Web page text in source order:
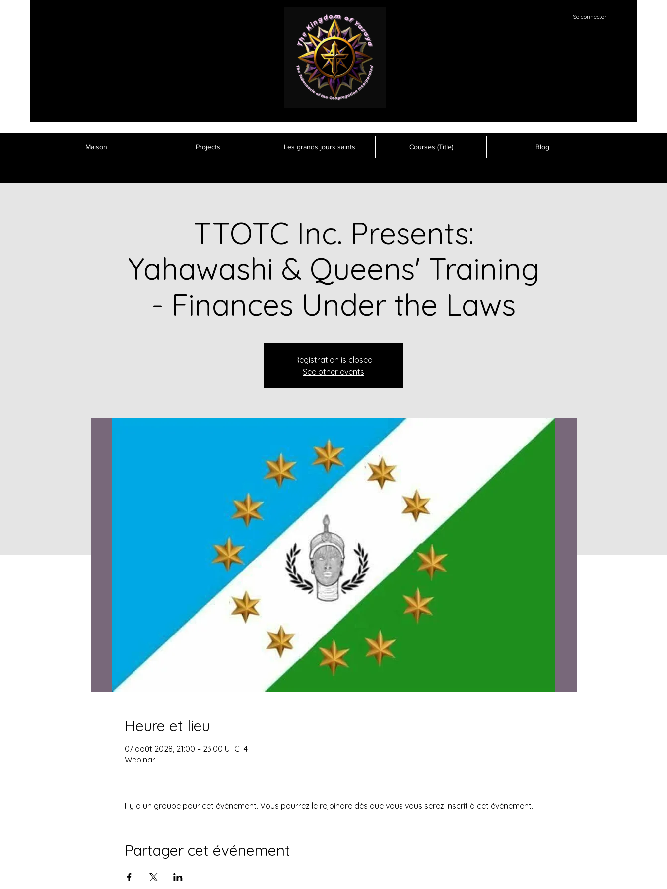
Se connecter
Maison Projects Les grands jours saints Courses (Title) Blog
TTOTC Inc. Presents:
Yahawashi & Queens' Training
- Finances Under the Laws
Registration is closed
See other events
Heure et lieu
07 août 2028, 21:00 – 23:00 UTC−4
Webinar
Il y a un groupe pour cet événement. Vous pourrez le rejoindre dès que vous vous serez inscrit à cet événement.
Partager cet événement